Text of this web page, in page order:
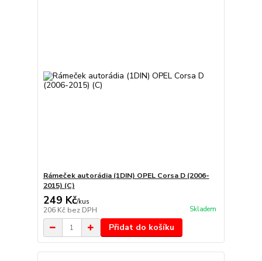
Rámeček autorádia (1DIN) OPEL Corsa D (2006-
2015) (C)
249 Kč/kus
206 Kč bez DPH Skladem
Přidat do košíku